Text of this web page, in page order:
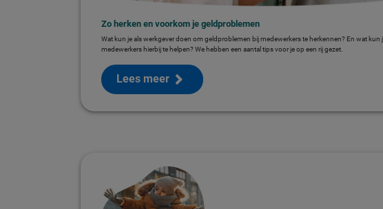
Zo herken en voorkom je geldproblemen
Wat kun je als werkgever doen om geldproblemen bij medewerkers te herkennen? En wat kun
medewerkers hierbij te helpen? We hebben een aantal tips voor je op een rij gezet.
Lees meer